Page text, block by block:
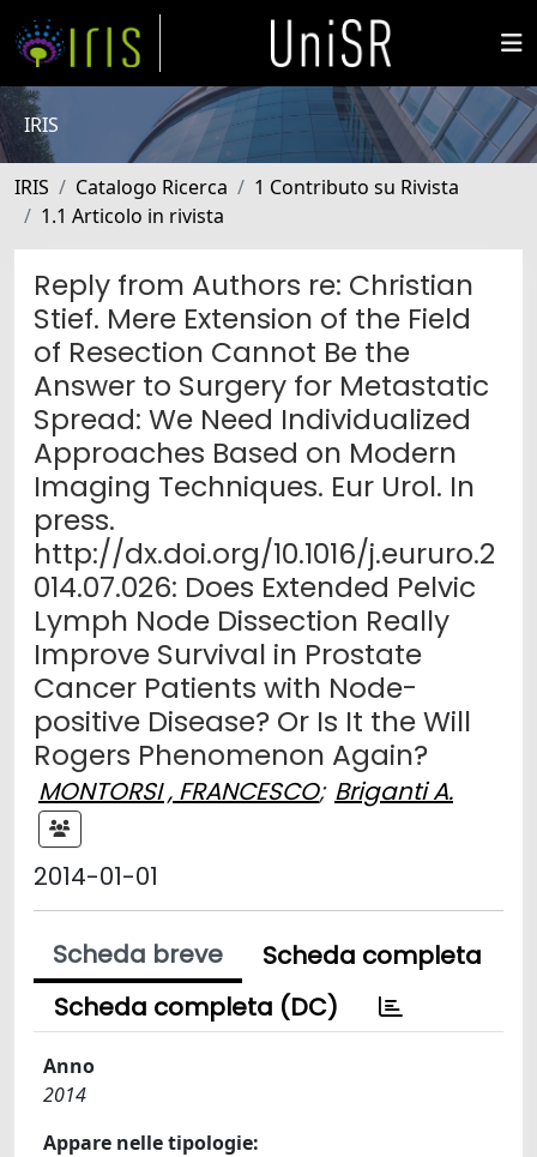
IRIS
IRIS Catalogo Ricerca
1 Contributo su Rivista
1.1 Articolo in rivista
Reply from Authors re: Christian
Stief. Mere Extension of the Field
of Resection Cannot Be the
Answer to Surgery for Metastatic
Spread: We Need Individualized
Approaches Based on Modern
Imaging Techniques. Eur Urol. In
press.
http://dx.doi.org/10.1016/j.eururo.2
014.07.026: Does Extended Pelvic
Lymph Node Dissection Really
Improve Survival in Prostate
Cancer Patients with Node-
positive Disease? Or Is It the Will
Rogers Phenomenon Again?
MONTORSI , FRANCESCO; Briganti A.
2014-01-01
Scheda breve
Scheda completa
Scheda completa (DC)
Anno
2014
Appare nelle tipologie: